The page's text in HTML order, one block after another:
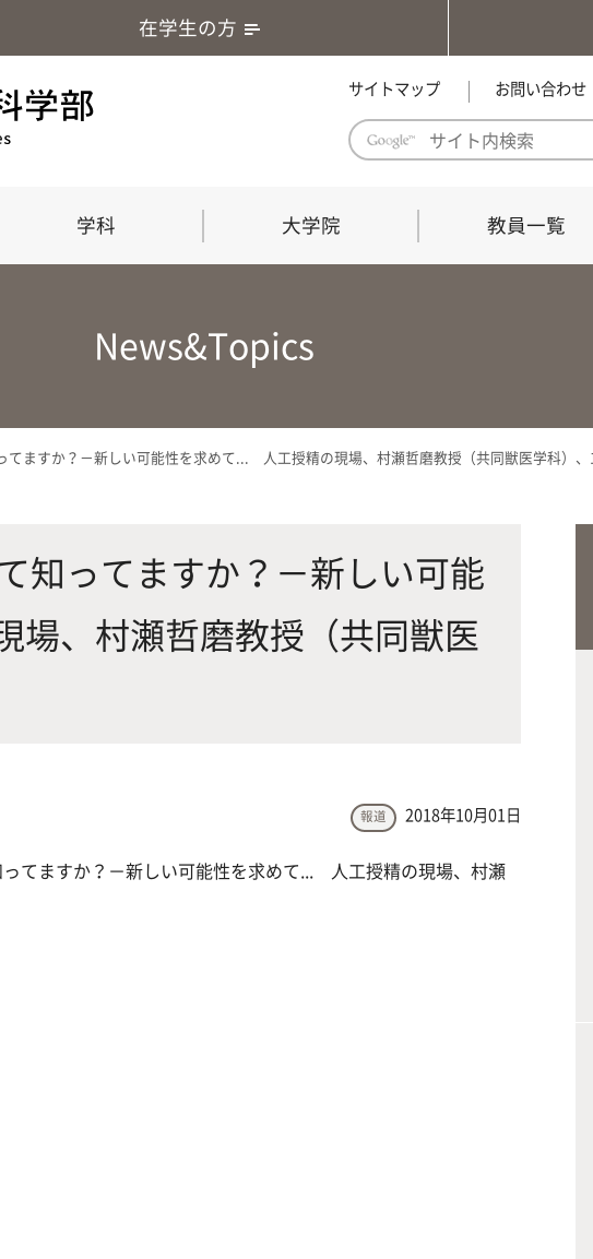
在学生の方
サイトマップ お問い合わせ
教育理念・教育目標
「専門的能力の要素」「達成すべき
水準」「評価方法」
学科の教育における
門的能力
附属施設・教育研究
学科
科学科 生物圏環境学科
ーズに対応
共同
人と動
大学院
連合獣医学研究科（博士課程）
教員一覧
News&Topics
てますか？－新しい可能性を求めて... 人工授精の現場、村瀬哲磨教授（共同獣医学科）、
知ってますか？－新しい可能
、村瀬哲磨教授（共同獣医
報道 2018年10月01日
てますか？－新しい可能性を求めて... 人工授精の現場、村瀬